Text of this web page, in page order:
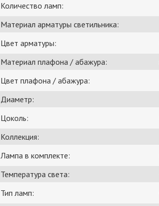
Количество ламп:
Материал арматуры светильника:
Цвет арматуры:
Материал плафона / абажура:
Цвет плафона / абажура:
Диаметр:
Цоколь:
Коллекция:
Лампа в комплекте:
Температура света:
Тип ламп: